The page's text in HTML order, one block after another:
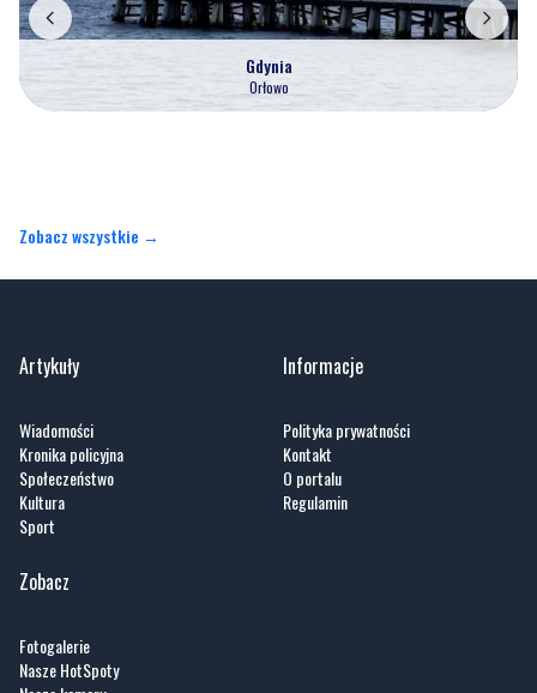
Gdynia
Orłowo
Zobacz wszystkie →
Artykuły
Wiadomości
Kronika policyjna
Społeczeństwo
Kultura
Sport
Informacje
Polityka prywatności
Kontakt
O portalu
Regulamin
Zobacz
Fotogalerie
Nasze HotSpoty